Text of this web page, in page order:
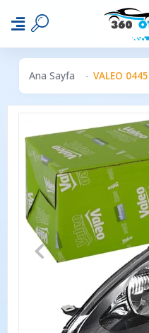
Ana Sayfa VALEO